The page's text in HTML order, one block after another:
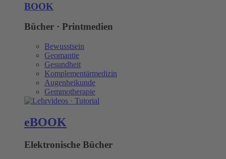
BOOK
Bücher · Printmedien
Bewusstsein
Geomantie
Gesundheit
Komplementärmedizin
Augenheikunde
Gemmotherapie
eBOOK
Elektronische Bücher